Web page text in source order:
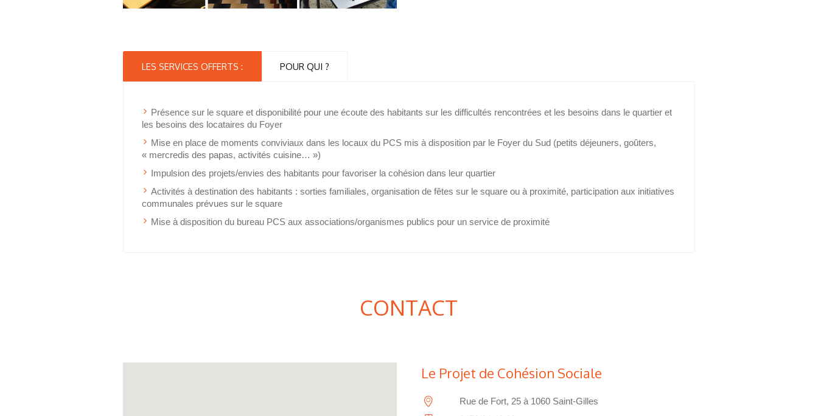
LES SERVICES OFFERTS : POUR QUI ?
Présence sur le square et disponibilité pour une écoute des habitants sur les difficultés rencontrées et les besoins dans le quartier et
les besoins des locataires du Foyer
Mise en place de moments conviviaux dans les locaux du PCS mis à disposition par le Foyer du Sud (petits déjeuners, goûters,
« mercredis des papas, activités cuisine… »)
Impulsion des projets/envies des habitants pour favoriser la cohésion dans leur quartier
Activités à destination des habitants : sorties familiales, organisation de fêtes sur le square ou à proximité, participation aux initiatives
communales prévues sur le square
Mise à disposition du bureau PCS aux associations/organismes publics pour un service de proximité
CONTACT
Le Projet de Cohésion Sociale
Rue de Fort, 25 à 1060 Saint-Gilles